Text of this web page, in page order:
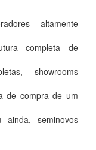
altamente
completa de
showrooms
de compra de um
ainda, seminovos